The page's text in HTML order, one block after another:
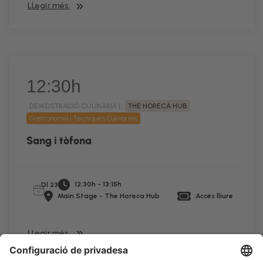
LLegir més
12:30h
DEMOSTRACIÓ CULINÀRIA |
THE HORECA HUB
Gastronomia i Tècniques Culinàries
Sang i tòfona
Dl 23
12:30h - 13:15h
Main Stage - The Horeca Hub
Accés lliure
LLegir més